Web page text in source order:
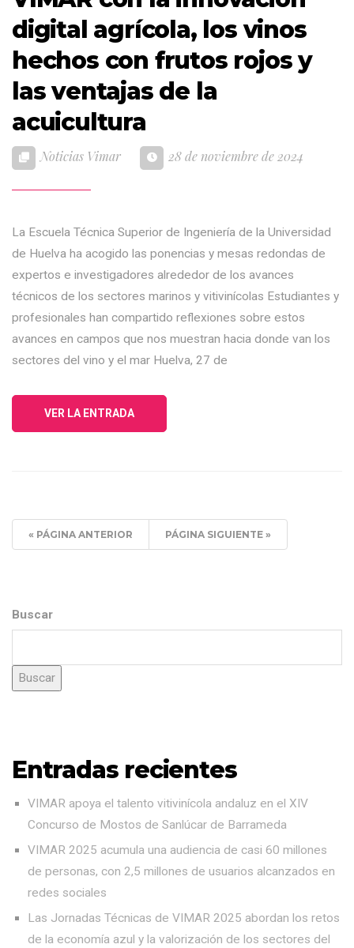
digital agrícola, los vinos
hechos con frutos rojos y
las ventajas de la
acuicultura
Noticias Vimar 28 de noviembre de 2024
La Escuela Técnica Superior de Ingeniería de la Universidad
de Huelva ha acogido las ponencias y mesas redondas de
expertos e investigadores alrededor de los avances
técnicos de los sectores marinos y vitivinícolas Estudiantes y
profesionales han compartido reflexiones sobre estos
avances en campos que nos muestran hacia donde van los
sectores del vino y el mar Huelva, 27 de
VER LA ENTRADA
« PÁGINA ANTERIOR PÁGINA SIGUIENTE »
Buscar
Buscar
Entradas recientes
VIMAR apoya el talento vitivinícola andaluz en el XIV
Concurso de Mostos de Sanlúcar de Barrameda
VIMAR 2025 acumula una audiencia de casi 60 millones
de personas, con 2,5 millones de usuarios alcanzados en
redes sociales
Las Jornadas Técnicas de VIMAR 2025 abordan los retos
de la economía azul y la valorización de los sectores del